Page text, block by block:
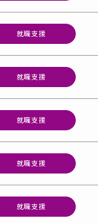
就職支援
就職支援
就職支援
就職支援
就職支援